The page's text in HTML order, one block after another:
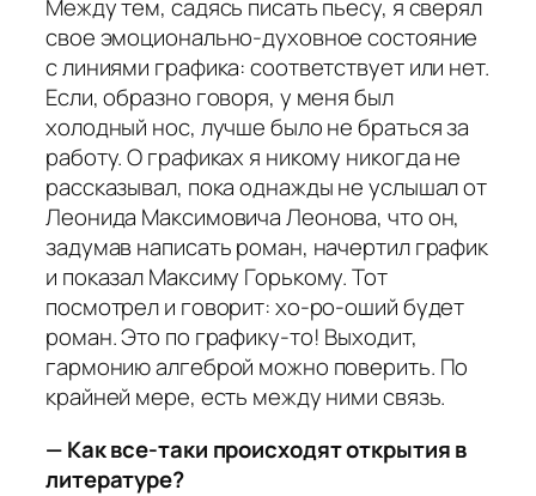
Между тем, садясь писать пьесу, я сверял
свое эмоционально-духовное состояние
с линиями графика: соответствует или нет.
Если, образно говоря, у меня был
холодный нос, лучше было не браться за
работу. О графиках я никому никогда не
рассказывал, пока однажды не услышал от
Леонида Максимовича Леонова, что он,
задумав написать роман, начертил график
и показал Максиму Горькому. Тот
посмотрел и говорит: хо-ро-оший будет
роман. Это по графику-то! Выходит,
гармонию алгеброй можно поверить. По
крайней мере, есть между ними связь.
— Как все-таки происходят открытия в
литературе?